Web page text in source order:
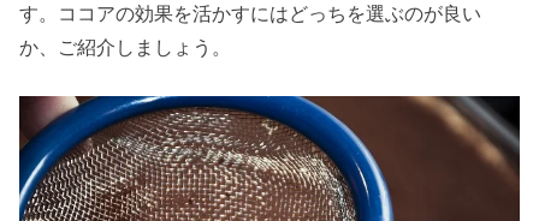
のデメ
リット
» ココア
のデメ
リット
す。ココアの効果を活かすにはどっちを選ぶのが良い
か、ご紹介しましょう。